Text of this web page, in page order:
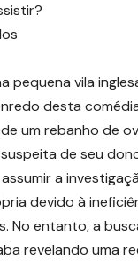
pequena vila
desta
um rebanho de
de seu
a
devido à
No entanto, a
revelando uma